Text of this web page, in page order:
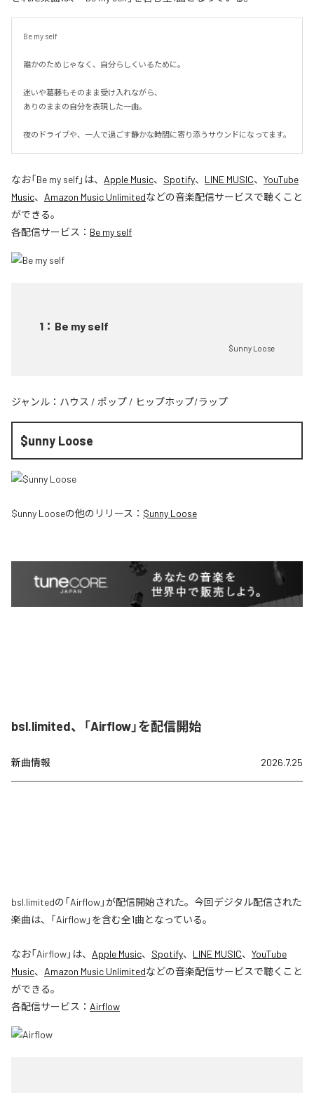
Be my self
誰かのためじゃなく、自分らしくいるために。
迷いや葛藤もそのまま受け入れながら、
ありのままの自分を表現した一曲。
夜のドライブや、一人で過ごす静かな時間に寄り添うサウンドになってます。
なお「Be my self」は、 Apple Music、 Spotify、 LINE MUSIC、 YouTube
Music、 Amazon Music Unlimitedなどの音楽配信サービスで聴くこと
ができる。
各配信サービス： Be my self
1 ： Be my self
$unny Loose
ジャンル： ハウス / ポップ / ヒップホップ/ラップ
$unny Loose
$unny Looseの他のリリース： $unny Loose
bsl.limited、「Airflow」を配信開始
新曲情報 2026.7.25
bsl.limitedの「Airflow」が配信開始された。今回デジタル配信された
楽曲は、「Airflow」を含む全1曲となっている。
なお「Airflow」は、 Apple Music、 Spotify、 LINE MUSIC、 YouTube
Music、 Amazon Music Unlimitedなどの音楽配信サービスで聴くこと
ができる。
各配信サービス： Airflow